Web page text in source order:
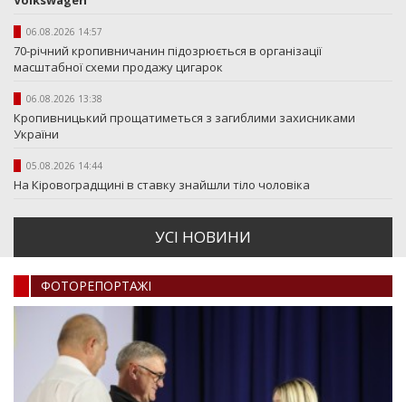
06.08.2026 14:57
70-річний кропивничанин підозрюється в організації
масштабної схеми продажу цигарок
06.08.2026 13:38
Кропивницький прощатиметься з загиблими захисниками
України
05.08.2026 14:44
На Кіровоградщині в ставку знайшли тіло чоловіка
УСI НОВИНИ
ФОТОРЕПОРТАЖI